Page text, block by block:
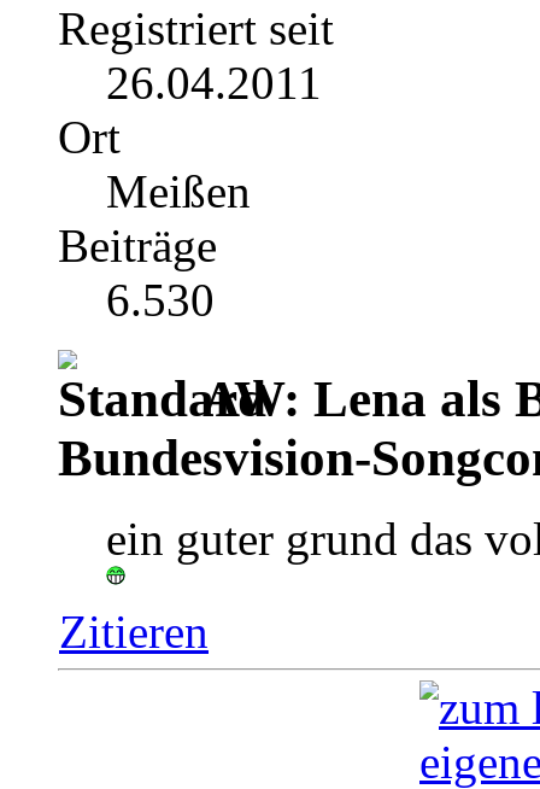
Registriert seit
26.04.2011
Ort
Meißen
Beiträge
6.530
AW: Lena als
Bundesvision-
ein guter grund das
Zitieren